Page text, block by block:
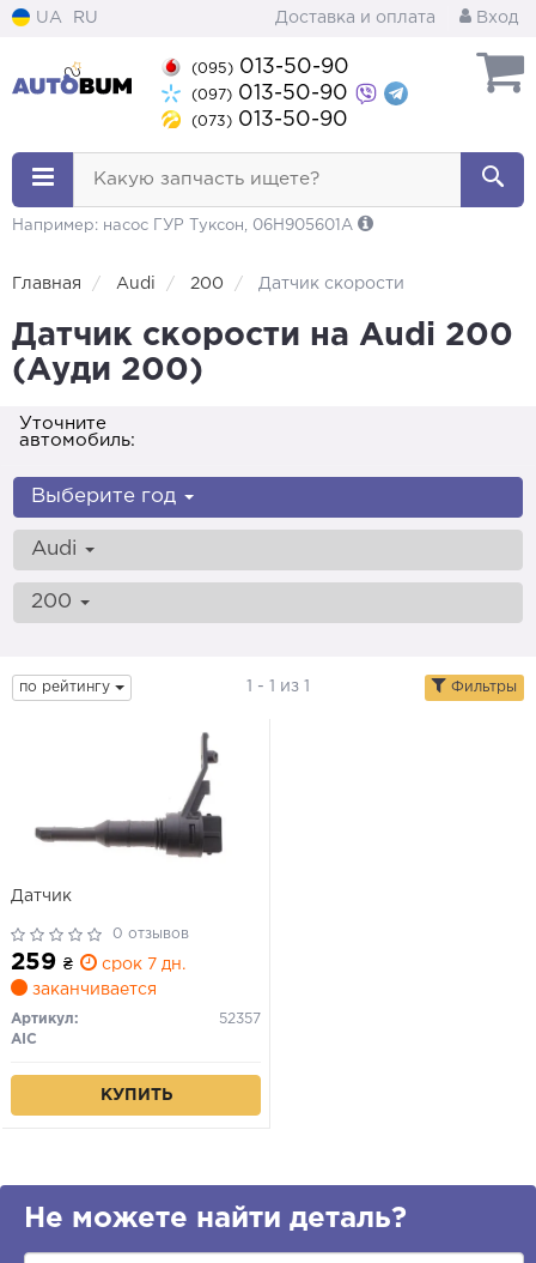
UA RU Доставка и оплата Вход
(095) 013-50-90
(097) 013-50-90
(073) 013-50-90
Какую запчасть ищете?
Например: насос ГУР Туксон, 06H905601A
Главная Audi 200 Датчик скорости
Датчик скорости на Audi 200
(Ауди 200)
Уточните
автомобиль:
Выберите год
Audi
200
по рейтингу 1 - 1 из 1 Фильтры
Датчик
0 отзывов
259 ₴
срок 7 дн.
заканчивается
Артикул:
52357
AIC
КУПИТЬ
Не можете найти деталь?